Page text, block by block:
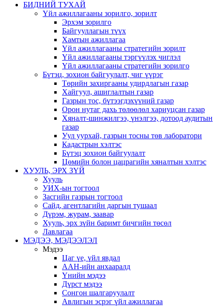
БИДНИЙ ТУХАЙ
Үйл ажиллагааны зорилго, зорилт
Эрхэм зорилго
Байгууллагын түүх
Хамтын ажиллагаа
Үйл ажиллагааны стратегийн зорилт
Үйл ажиллагааны тэргүүлэх чиглэл
Үйл ажиллагааны стратегийн зорилго
Бүтэц, зохион байгуулалт, чиг үүрэг
Төрийн захиргааны удирдлагын газар
Хайгуул, ашиглалтын газар
Газрын тос, бүтээгдэхүүний газар
Орон нутаг дахь төлөөлөл хариуцсан газар
Хяналт-шинжилгээ, үнэлгээ, дотоод аудитын
газар
Уул уурхай, газрын тосны төв лаборатори
Кадастрын хэлтэс
Бүтэц зохион байгуулалт
Цөмийн болон цацрагийн хяналтын хэлтэс
ХУУЛЬ, ЭРХ ЗҮЙ
Хууль
УИХ-ын тогтоол
Засгийн газрын тогтоол
Сайд, агентлагийн даргын тушаал
Дүрэм, журам, заавар
Хууль, эрх зүйн баримт бичгийн төсөл
Лавлагаа
МЭДЭЭ, МЭДЭЭЛЭЛ
Мэдээ
Цаг үе, үйл явдал
ААН-ийн анхааралд
Үнийн мэдээ
Дүрст мэдээ
Сонгон шалгаруулалт
Авлигын эсрэг үйл ажиллагаа